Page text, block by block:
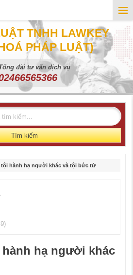
TNHH LAWKEY
PHÁP LUẬT)
đài tư vấn dịch vụ
Tìm kiếm
tội hành hạ người khác và tội bức tử
hạ người khác